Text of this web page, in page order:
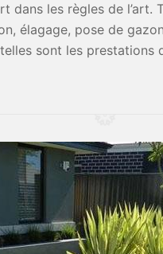
dans les règles de l’art.
élagage, pose de
sont les prestations